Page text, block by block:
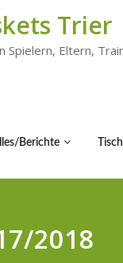
Trier
Spielern, Eltern,
Berichte
2018